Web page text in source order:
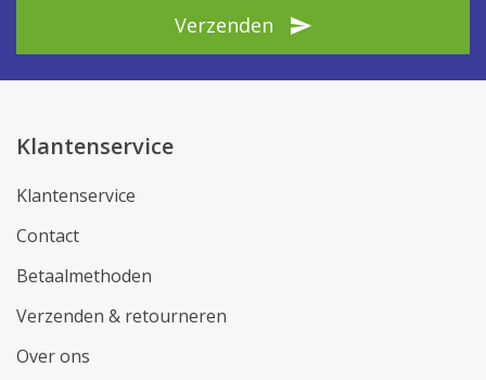
Verzenden
Klantenservice
Klantenservice
Contact
Betaalmethoden
Verzenden & retourneren
Over ons